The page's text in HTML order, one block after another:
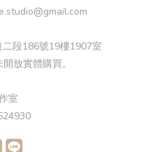
段186號19樓1907室
放實體購買。
室